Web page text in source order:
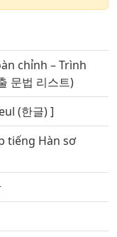
60 bài eps-
60 bài eps-
60 bài eps-
60 bài eps-
60 bài eps-
chỉnh – Trình
문법 리스트)
(한글) ]
tiếng Hàn sơ